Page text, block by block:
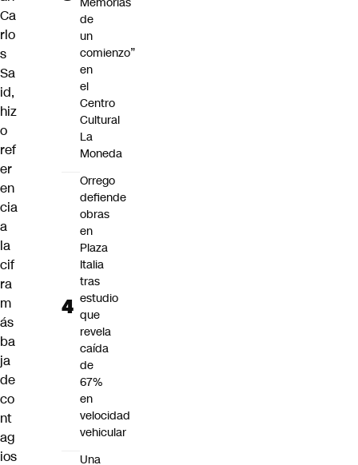
Ca
rlo
s
Sa
id,
hiz
o
ref
er
en
cia
a
la
cif
ra
m
ás
ba
ja
de
co
nt
ag
ios
de
un
comienzo”
en
el
Centro
Cultural
La
Moneda
Orrego
defiende
obras
en
Plaza
Italia
tras
estudio
que
revela
caída
de
67%
en
velocidad
vehicular
Una